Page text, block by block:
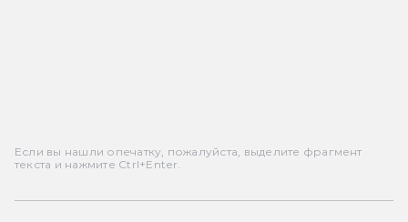
Если вы нашли опечатку, пожалуйста, выделите фрагмент
текста и нажмите Ctrl+Enter.